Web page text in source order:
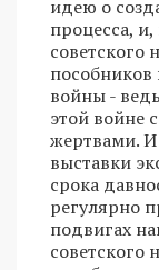
идею о
процесса,
советского
войны -
этой войне
жертвами. И
выставки
срока
регулярно
подвигах
советского